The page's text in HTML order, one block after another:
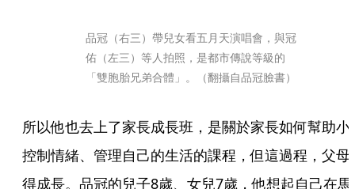
品冠（右三）帶兒女看五月天演唱會，與冠
佑（左三）等人拍照，是都市傳說等級的
「雙胞胎兄弟合體」。（翻攝自品冠臉書）
所以他也去上了家長成長班，是關於家長如何幫助小
控制情緒、管理自己的生活的課程，但這過程，父母
得成長。品冠的兒子8歲、女兒7歲，他想起自己在馬